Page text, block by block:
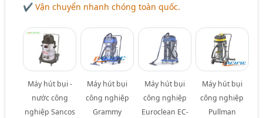
✔ Vận chuyển nhanh chóng toàn quốc.
Máy hút bụi -
nước công
nghiệp Sancos
Máy hút bụi
công nghiệp
Grammy
Máy hút bụi
công nghiệp
Euroclean EC-
Máy hút bụi
công nghiệp
Pullman